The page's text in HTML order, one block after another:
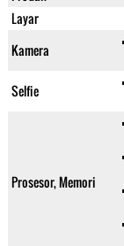
Layar
Kamera
Selfie
Prosesor, Memori